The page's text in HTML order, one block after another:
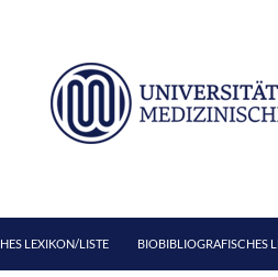
LEXIKON/LISTE
BIOBIBLIOGRAFISCHES